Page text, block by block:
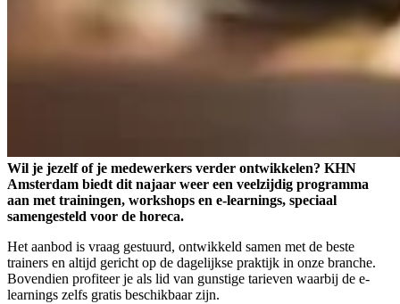
Wil je jezelf of je medewerkers verder ontwikkelen? KHN
Amsterdam biedt dit najaar weer een veelzijdig programma
aan met trainingen, workshops en e-learnings, speciaal
samengesteld voor de horeca.
Het aanbod is vraag gestuurd, ontwikkeld samen met de beste
trainers en altijd gericht op de dagelijkse praktijk in onze branche.
Bovendien profiteer je als lid van gunstige tarieven waarbij de e-
learnings zelfs gratis beschikbaar zijn.